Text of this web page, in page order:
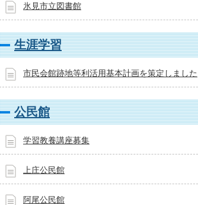
氷見市立図書館
生涯学習
市民会館跡地等利活用基本計画を策定しました
公民館
学習教養講座募集
上庄公民館
阿尾公民館